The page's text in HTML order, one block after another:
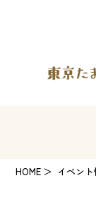
HOME イベン